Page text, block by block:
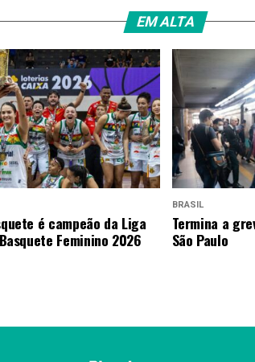
EM ALTA
é campeão da Liga
Feminino 2026
BRASIL
Termina a
São Paulo